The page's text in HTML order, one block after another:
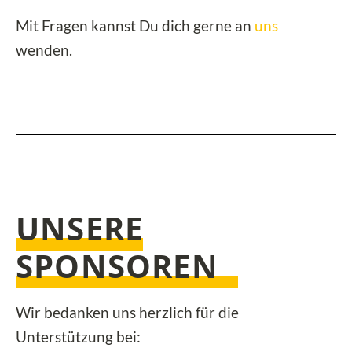
Mit Fragen kannst Du dich gerne an uns
wenden.
UNSERE
SPONSOREN
Wir bedanken uns herzlich für die
Unterstützung bei: